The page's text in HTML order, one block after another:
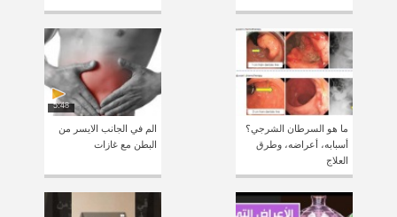
ما هو السرطان الشرجي؟
أسبابه، أعراضه، وطرق
العلاج
5:48
الم في الجانب الايسر من
البطن مع غازات